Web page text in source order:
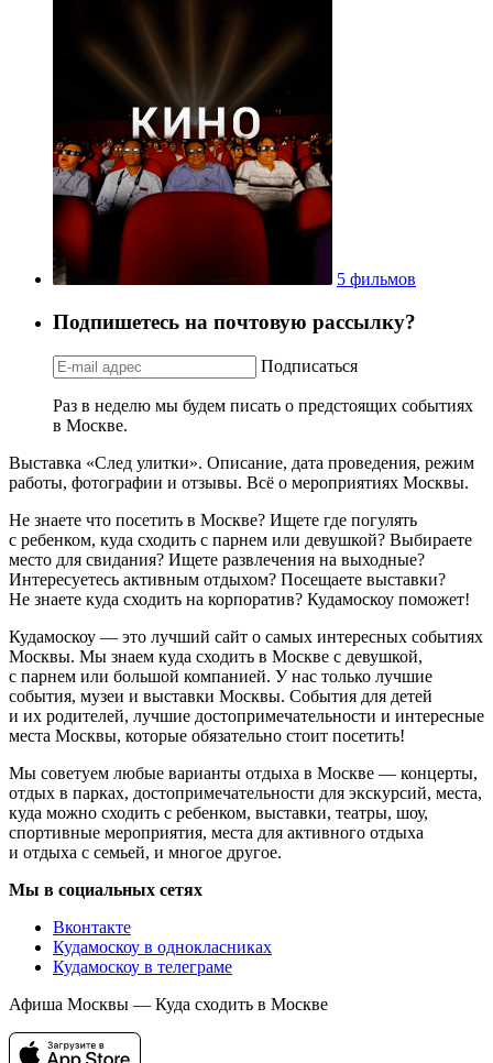
5 фильмов
Подпишетесь на почтовую рассылку?
Подписаться
Раз в неделю мы будем писать о предстоящих событиях
в Москве.
Выставка «След улитки». Описание, дата проведения, режим
работы, фотографии и отзывы. Всё о мероприятиях Москвы.
Не знаете что посетить в Москве? Ищете где погулять
с ребенком, куда сходить с парнем или девушкой? Выбираете
место для свидания? Ищете развлечения на выходные?
Интересуетесь активным отдыхом? Посещаете выставки?
Не знаете куда сходить на корпоратив? Кудамоскоу поможет!
Кудамоскоу — это лучший сайт о самых интересных событиях
Москвы. Мы знаем куда сходить в Москве с девушкой,
с парнем или большой компанией. У нас только лучшие
события, музеи и выставки Москвы. События для детей
и их родителей, лучшие достопримечательности и интересные
места Москвы, которые обязательно стоит посетить!
Мы советуем любые варианты отдыха в Москве — концерты,
отдых в парках, достопримечательности для экскурсий, места,
куда можно сходить с ребенком, выставки, театры, шоу,
спортивные мероприятия, места для активного отдыха
и отдыха с семьей, и многое другое.
Мы в социальных сетях
Вконтакте
Кудамоскоу в однокласниках
Кудамоскоу в телеграме
Афиша Москвы — Куда сходить в Москве